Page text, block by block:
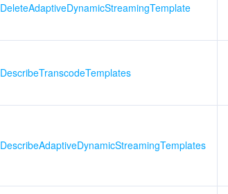
DeleteAdaptiveDynamicStreamingTemplate
DescribeTranscodeTemplates
DescribeAdaptiveDynamicStreamingTemplates